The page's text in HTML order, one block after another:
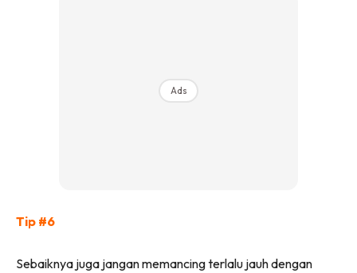
Ads
Tip #6
Sebaiknya juga jangan memancing terlalu jauh dengan